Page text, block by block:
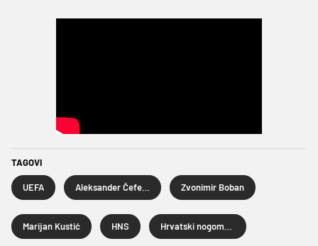
TAGOVI
UEFA Zvonimir Boban
Marijan Kustić HNS